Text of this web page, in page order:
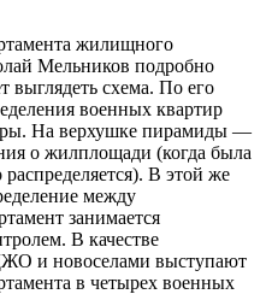
жилищного
Мельников подробно
выглядеть схема. По его
военных квартир
На верхушке пирамиды —
о жилплощади (когда была
В этой же
между
занимается
В качестве
и новоселами выступают
в четырех военных